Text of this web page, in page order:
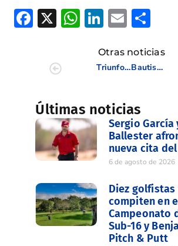
Facebook
X WhatsApp
LinkedIn
Email
Otras noticias
Triunfo de nuestros Infantiles en Altoreal
Bautismo de Golf
Últimas noticias
Sergio García
Ballester
nueva cita
6 de agosto de 2026
Diez
compiten en
Campeonato
Sub-16 y
Pitch & Putt